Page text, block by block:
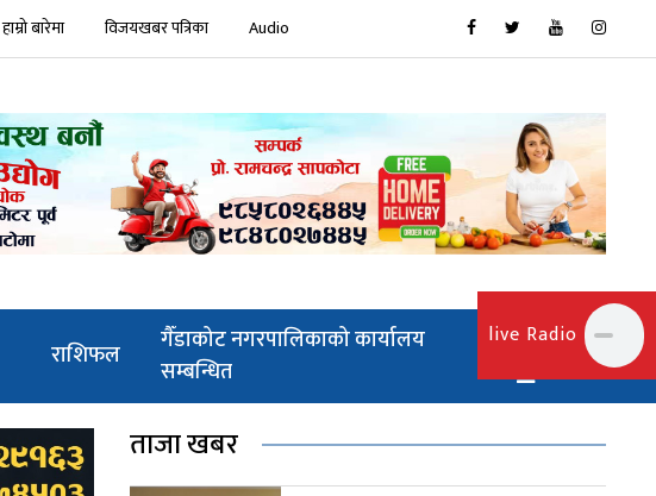
हाम्रो बारेमा विजयखबर पत्रिका Audio
राशिफल
गैँडाकोट नगरपालिकाको कार्यालय
सम्बन्धित
ताजा खबर
live Radio